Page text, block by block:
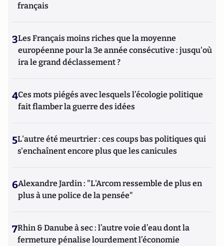
français
3Les Français moins riches que la moyenne
européenne pour la 3e année consécutive : jusqu'où
ira le grand déclassement ?
4Ces mots piégés avec lesquels l’écologie politique
fait flamber la guerre des idées
5L'autre été meurtrier : ces coups bas politiques qui
s'enchaînent encore plus que les canicules
6Alexandre Jardin : "L'Arcom ressemble de plus en
plus à une police de la pensée"
7Rhin & Danube à sec : l’autre voie d’eau dont la
fermeture pénalise lourdement l’économie